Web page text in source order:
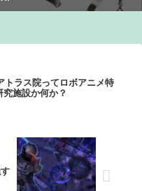
が止まりません」→ファ
トラス院ってロボアニメ特
究施設か何か？